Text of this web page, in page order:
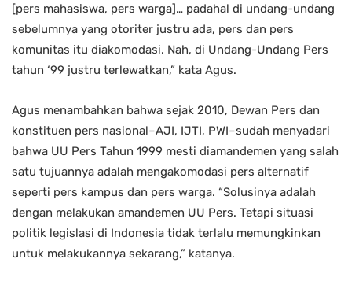
[pers mahasiswa, pers warga]… padahal di undang-undang
sebelumnya yang otoriter justru ada, pers dan pers
komunitas itu diakomodasi. Nah, di Undang-Undang Pers
tahun ‘99 justru terlewatkan,” kata Agus.
Agus menambahkan bahwa sejak 2010, Dewan Pers dan
konstituen pers nasional–AJI, IJTI, PWI–sudah menyadari
bahwa UU Pers Tahun 1999 mesti diamandemen yang salah
satu tujuannya adalah mengakomodasi pers alternatif
seperti pers kampus dan pers warga. “Solusinya adalah
dengan melakukan amandemen UU Pers. Tetapi situasi
politik legislasi di Indonesia tidak terlalu memungkinkan
untuk melakukannya sekarang,” katanya.